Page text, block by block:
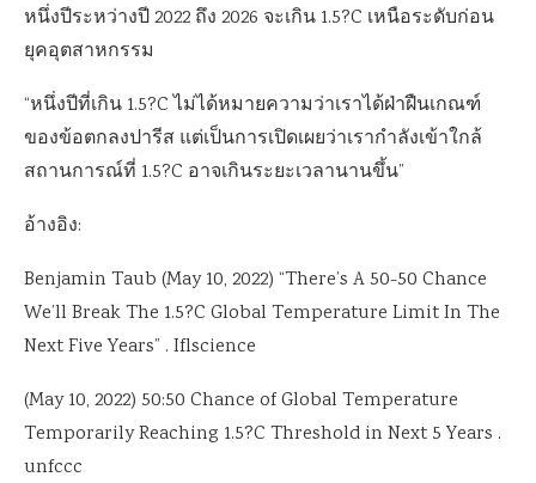
หนึ่งปีระหว่างปี 2022 ถึง 2026 จะเกิน 1.5?C เหนือระดับก่อน
ยุคอุตสาหกรรม
“หนึ่งปีที่เกิน 1.5?C ไม่ได้หมายความว่าเราได้ฝ่าฝืนเกณฑ์
ของข้อตกลงปารีส แต่เป็นการเปิดเผยว่าเรากำลังเข้าใกล้
สถานการณ์ที่ 1.5?C อาจเกินระยะเวลานานขึ้น”
อ้างอิง:
Benjamin Taub (May 10, 2022) “There’s A 50-50 Chance
We’ll Break The 1.5?C Global Temperature Limit In The
Next Five Years” . Iflscience
(May 10, 2022) 50:50 Chance of Global Temperature
Temporarily Reaching 1.5?C Threshold in Next 5 Years .
unfccc